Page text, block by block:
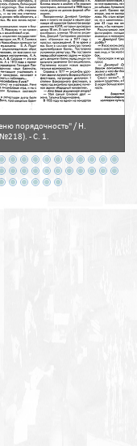
порядочность" / Н.
- С. 1.